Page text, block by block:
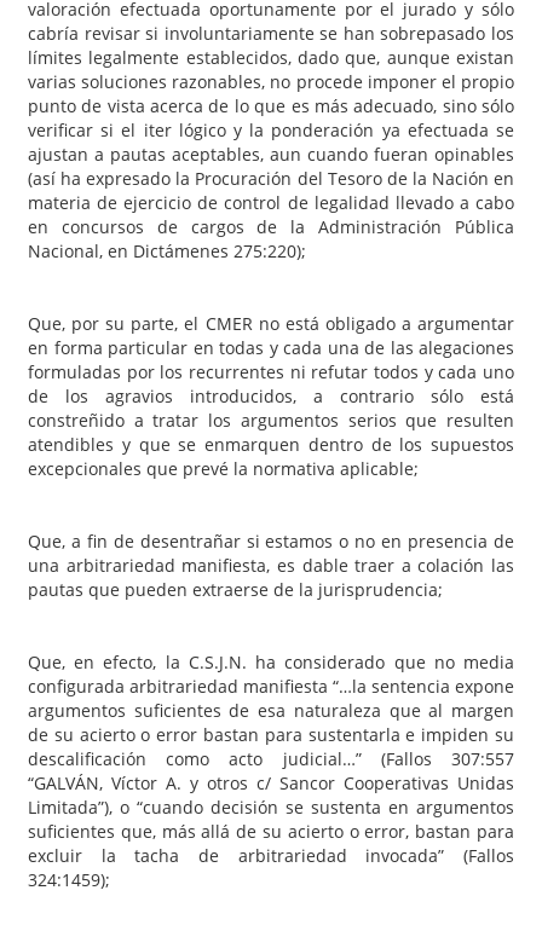
valoración efectuada oportunamente por el jurado y sólo
cabría revisar si involuntariamente se han sobrepasado los
límites legalmente establecidos, dado que, aunque existan
varias soluciones razonables, no procede imponer el propio
punto de vista acerca de lo que es más adecuado, sino sólo
verificar si el iter lógico y la ponderación ya efectuada se
ajustan a pautas aceptables, aun cuando fueran opinables
(así ha expresado la Procuración del Tesoro de la Nación en
materia de ejercicio de control de legalidad llevado a cabo
en concursos de cargos de la Administración Pública
Nacional, en Dictámenes 275:220);
Que, por su parte, el CMER no está obligado a argumentar
en forma particular en todas y cada una de las alegaciones
formuladas por los recurrentes ni refutar todos y cada uno
de los agravios introducidos, a contrario sólo está
constreñido a tratar los argumentos serios que resulten
atendibles y que se enmarquen dentro de los supuestos
excepcionales que prevé la normativa aplicable;
Que, a fin de desentrañar si estamos o no en presencia de
una arbitrariedad manifiesta, es dable traer a colación las
pautas que pueden extraerse de la jurisprudencia;
Que, en efecto, la C.S.J.N. ha considerado que no media
configurada arbitrariedad manifiesta “…la sentencia expone
argumentos suficientes de esa naturaleza que al margen
de su acierto o error bastan para sustentarla e impiden su
descalificación como acto judicial…” (Fallos 307:557
“GALVÁN, Víctor A. y otros c/ Sancor Cooperativas Unidas
Limitada”), o “cuando decisión se sustenta en argumentos
suficientes que, más allá de su acierto o error, bastan para
excluir la tacha de arbitrariedad invocada” (Fallos
324:1459);